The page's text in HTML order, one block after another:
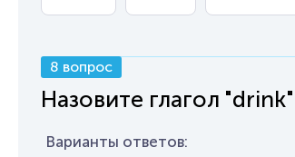
8 вопрос
Назовите глагол
Варианты ответов: